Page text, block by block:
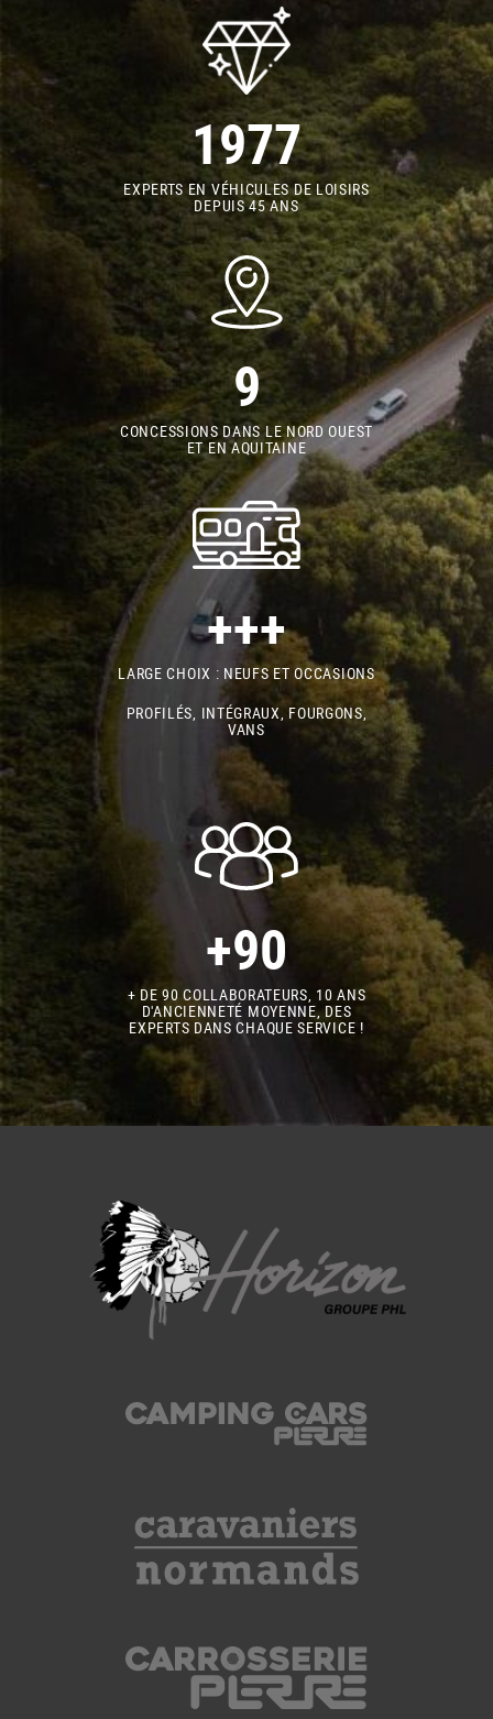
1977
EXPERTS EN VÉHICULES DE LOISIRS
DEPUIS 45 ANS
9
CONCESSIONS DANS LE NORD OUEST
ET EN AQUITAINE
+++
LARGE CHOIX : NEUFS ET OCCASIONS
PROFILÉS, INTÉGRAUX, FOURGONS,
VANS
+90
+ DE 90 COLLABORATEURS, 10 ANS
D'ANCIENNETÉ MOYENNE, DES
EXPERTS DANS CHAQUE SERVICE !